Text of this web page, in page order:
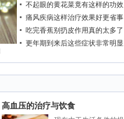
不起眼的黄花菜竟有这样的功效
痛风疾病这样治疗效果好更省事
吃完香蕉别扔皮作用真的太多了
更年期到来后这些症状非常明显
高血压的治疗与饮食